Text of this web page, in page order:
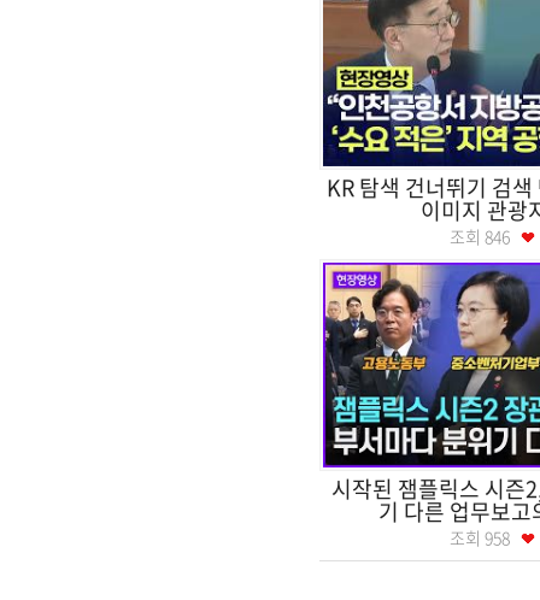
KR 탐색 건너뛰기 검
이미지 관광
조회 846
시작된 잼플릭스 시즌
기 다른 업무보고
조회 958